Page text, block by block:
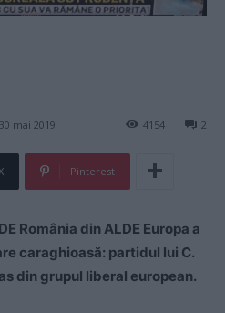
mai 2019 2
4154
Pinterest
România din ALDE Europa a
caraghioasă: partidul lui C.
din grupul liberal european.